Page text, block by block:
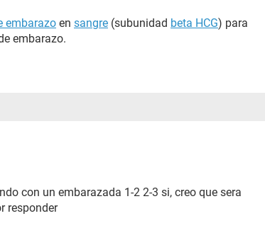
embarazo en sangre (subunidad beta HCG) para
embarazo.
con un embarazada 1-2 2-3 si, creo que sera
responder